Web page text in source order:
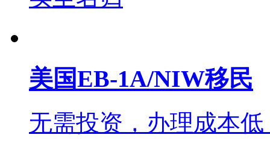
美国EB-1A/NIW移民
无需投资，办理成本